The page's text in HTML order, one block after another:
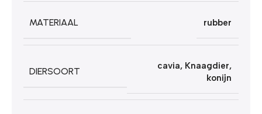
MATERIAAL rubber
DIERSOORT
cavia, Knaagdier,
konijn